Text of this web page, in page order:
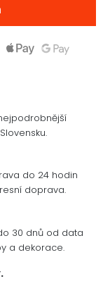
do 24 hodin
doprava.
30 dnů od data
a dekorace.